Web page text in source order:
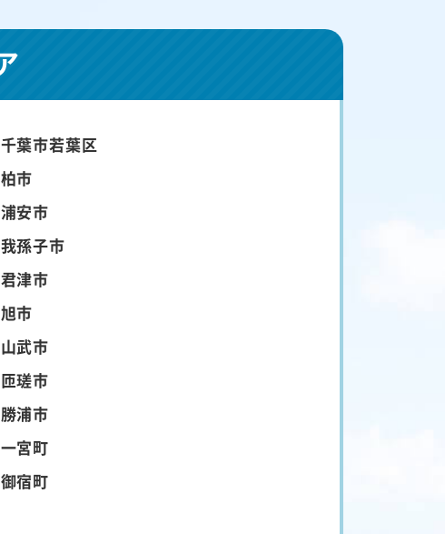
千葉市若葉区
柏市
浦安市
我孫子市
君津市
旭市
山武市
匝瑳市
勝浦市
一宮町
御宿町